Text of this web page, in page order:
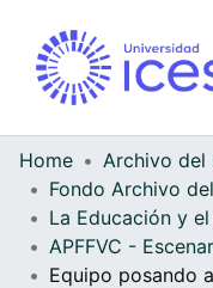
Home